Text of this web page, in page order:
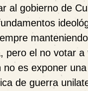
al gobierno de
pero el no votar a
no es exponer
de guerra